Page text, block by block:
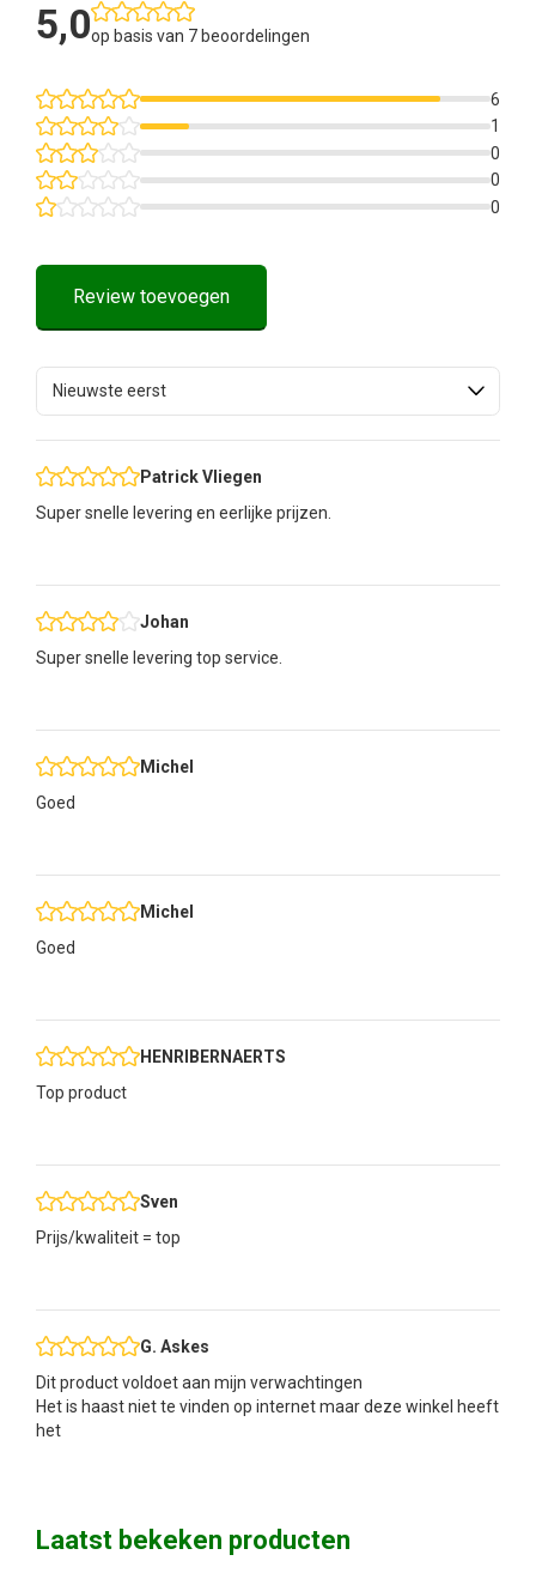
5,0op basis van 7 beoordelingen
6
1
0
0
0
Review toevoegen
Patrick Vliegen
Super snelle levering en eerlijke prijzen.
Johan
Super snelle levering top service.
Michel
Goed
Michel
Goed
HENRIBERNAERTS
Top product
Sven
Prijs/kwaliteit = top
G. Askes
Dit product voldoet aan mijn verwachtingen
Het is haast niet te vinden op internet maar deze winkel heeft
het
Laatst bekeken producten